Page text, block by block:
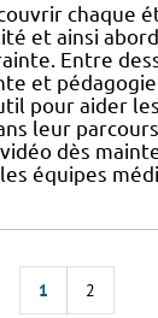
chaque
et ainsi
Entre
et
pour aider
leur
dès
équipes
1 2